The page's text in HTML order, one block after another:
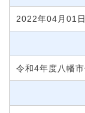
2022年04月01
令和4年度八幡